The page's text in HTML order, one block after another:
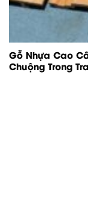
Sàn Gỗ Nhựa
Không? Báo